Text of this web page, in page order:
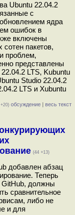
Ubuntu 22.04.2
с
ядра
ошибок в
включены
пакетов,
проблем,
представлены
LTS, Kubuntu
Studio 22.04.2
LTS и Xubuntu
обсуждение | весь текст
(44 +13)
добавлен абзац
Теперь
GitHub, должны
сравнительное
либо не
и для